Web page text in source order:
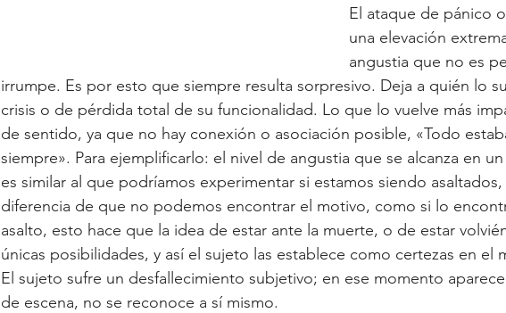
El ataque de pánico
una elevación
angustia que no es
irrumpe. Es por esto que siempre resulta sorpresivo. Deja a quién lo
crisis o de pérdida total de su funcionalidad. Lo que lo vuelve más
de sentido, ya que no hay conexión o asociación posible, «Todo
siempre». Para ejemplificarlo: el nivel de angustia que se alcanza en
es similar al que podríamos experimentar si estamos siendo
diferencia de que no podemos encontrar el motivo, como si lo
asalto, esto hace que la idea de estar ante la muerte, o de estar
únicas posibilidades, y así el sujeto las establece como certezas en el
El sujeto sufre un desfallecimiento subjetivo; en ese momento
de escena, no se reconoce a sí mismo.